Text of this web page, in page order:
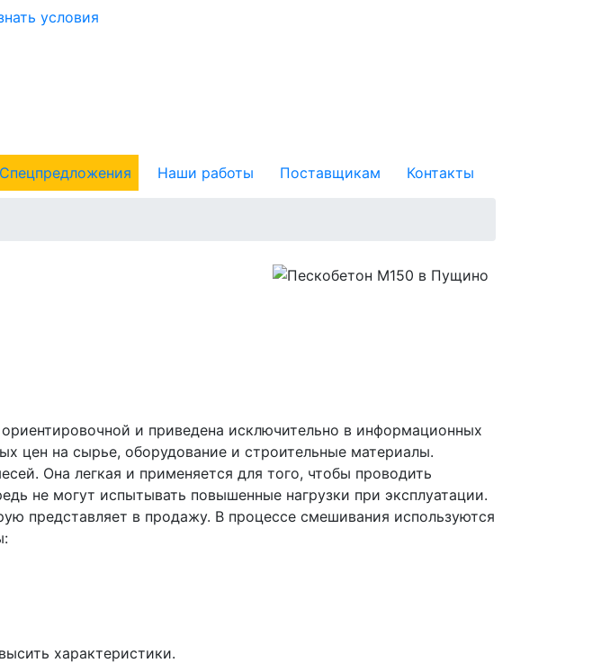
условия
Спецпредложения Наши работы Поставщикам Контакты
и приведена исключительно в информационных
цен на сырье, оборудование и строительные материалы.
Она легкая и применяется для того, чтобы проводить
не могут испытывать повышенные нагрузки при эксплуатации.
представляет в продажу. В процессе смешивания используются
характеристики.